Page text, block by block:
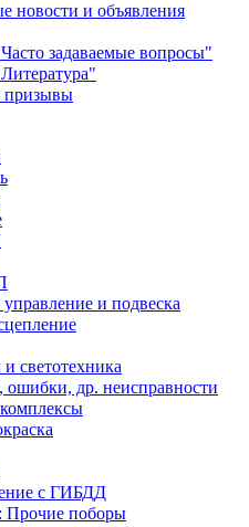
новости и объявления
задаваемые вопросы"
призывы
и подвеска
светотехника
др. неисправности
с ГИБДД
Прочие поборы